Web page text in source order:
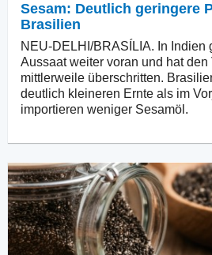
Sesam: Deutlich geringere
Brasilien
NEU-DELHI/BRASÍLIA. In Indien
Aussaat weiter voran und hat den
mittlerweile überschritten.
deutlich kleineren Ernte als im
importieren weniger Sesamöl.